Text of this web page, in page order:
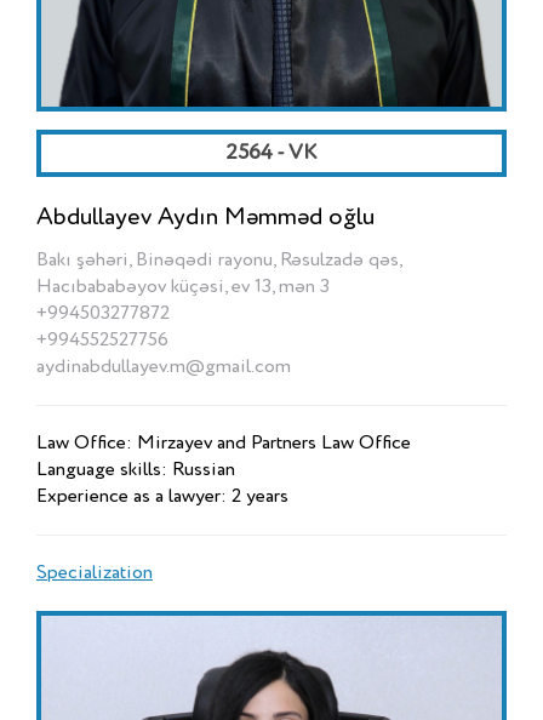
2564 - VK
Abdullayev Aydın Məmməd oğlu
Bakı şəhəri, Binəqədi rayonu, Rəsulzadə qəs,
Hacıbababəyov küçəsi, ev 13, mən 3
+994503277872
+994552527756
aydinabdullayev.m@gmail.com
Law Office: Mirzayev and Partners Law Office
Language skills: Russian
Experience as a lawyer: 2 years
Specialization